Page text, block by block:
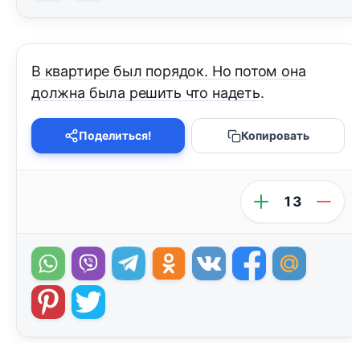
В квартире был порядок. Но потом она
должна была решить что надеть.
Поделиться! Копировать
13